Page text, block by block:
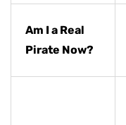
Am I a Real
Pirate Now?